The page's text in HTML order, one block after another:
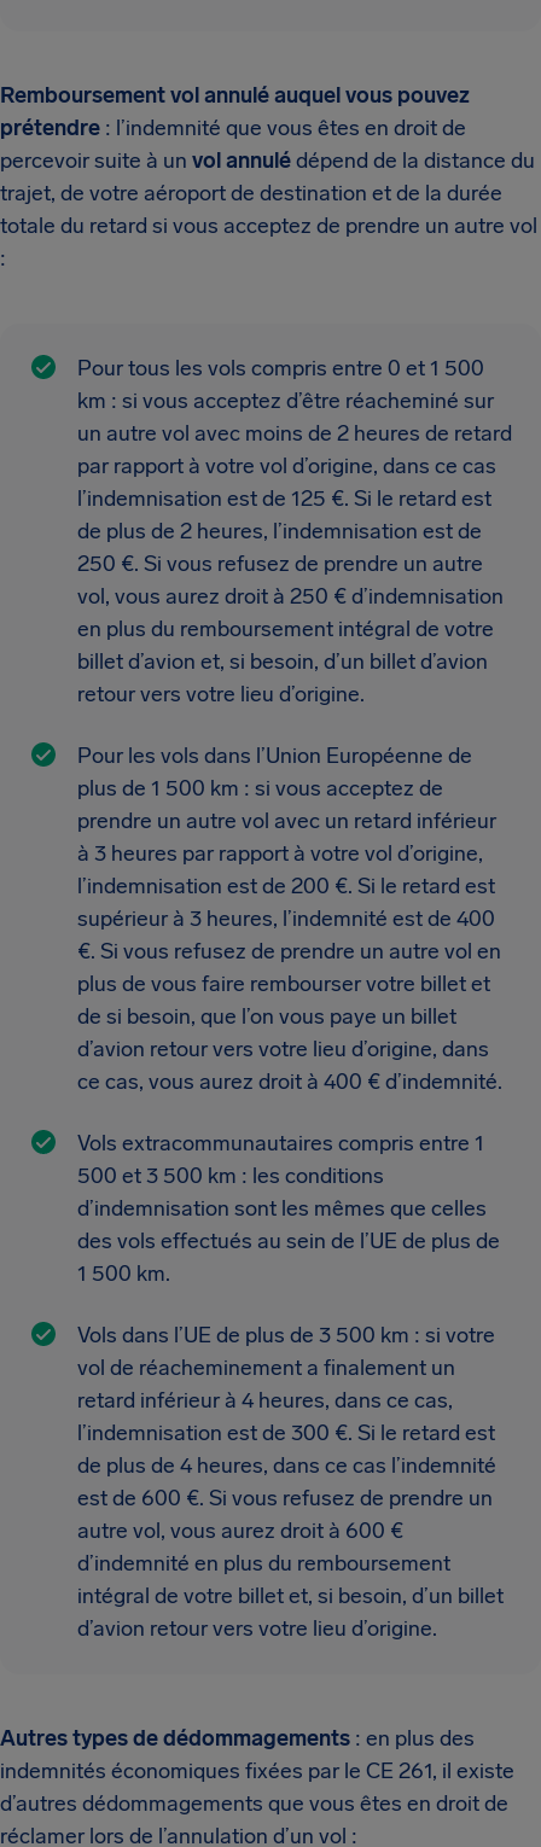
Remboursement vol annulé auquel vous pouvez
prétendre : l’indemnité que vous êtes en droit de
percevoir suite à un vol annulédépend de la distance du
trajet, de votre aéroport de destination et de la durée
totale du retard si vous acceptez de prendre un autre vol
:
Pour tous les vols compris entre 0 et 1 500
km : si vous acceptez d’être réacheminé sur
un autre vol avec moins de 2 heures de retard
par rapport à votre vol d’origine, dans ce cas
l’indemnisation est de 125 €. Si le retard est
de plus de 2 heures, l’indemnisation est de
250 €. Si vous refusez de prendre un autre
vol, vous aurez droit à 250 € d’indemnisation
en plus du remboursement intégral de votre
billet d’avion et, si besoin, d’un billet d’avion
retour vers votre lieu d’origine.
Pour les vols dans l’Union Européenne de
plus de 1 500 km : si vous acceptez de
prendre un autre vol avec un retard inférieur
à 3 heures par rapport à votre vol d’origine,
l’indemnisation est de 200 €. Si le retard est
supérieur à 3 heures, l’indemnité est de 400
€. Si vous refusez de prendre un autre vol en
plus de vous faire rembourser votre billet et
de si besoin, que l’on vous paye un billet
d’avion retour vers votre lieu d’origine, dans
ce cas, vous aurez droit à 400 € d’indemnité.
Vols extracommunautaires compris entre 1
500 et 3 500 km : les conditions
d’indemnisation sont les mêmes que celles
des vols effectués au sein de l’UE de plus de
1 500 km.
Vols dans l’UE de plus de 3 500 km : si votre
vol de réacheminement a finalement un
retard inférieur à 4 heures, dans ce cas,
l’indemnisation est de 300 €. Si le retard est
de plus de 4 heures, dans ce cas l’indemnité
est de 600 €. Si vous refusez de prendre un
autre vol, vous aurez droit à 600 €
d’indemnité en plus du remboursement
intégral de votre billet et, si besoin, d’un billet
d’avion retour vers votre lieu d’origine.
Autres types de dédommagements : en plus des
indemnités économiques fixées par le CE 261, il existe
d’autres dédommagements que vous êtes en droit de
réclamer lors de l’annulation d’un vol :